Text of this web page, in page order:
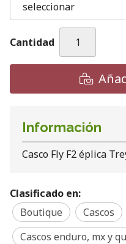
Cantidad
Información
Casco Fly F2 éplica
Clasificado en:
Boutique
Cascos
Cascos enduro, mx y